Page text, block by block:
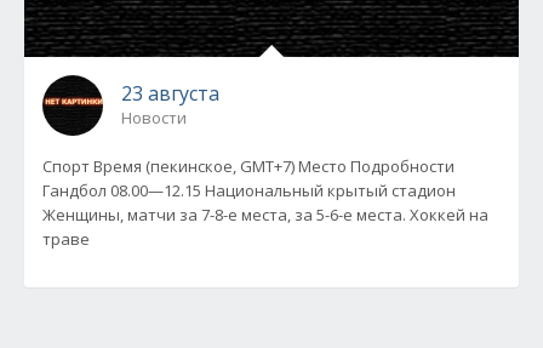
23 августа
Новости
Спорт Время (пекинское, GMT+7) Место Подробности
Гандбол 08.00—12.15 Национальный крытый стадион
Женщины, матчи за 7-8-е места, за 5-6-е места. Хоккей на
траве